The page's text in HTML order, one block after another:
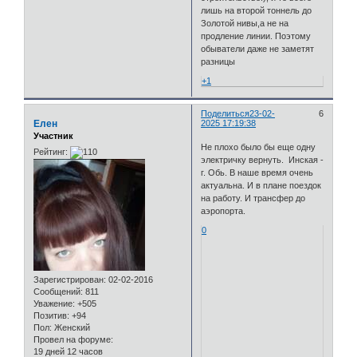
лишь на второй тоннель до
Золотой нивы,а не на
продление линии. Поэтому
обыватели даже не заметят
разницы
+1
Поделиться 6
23-02-
2025 17:19:38
Елен
Участник
Рейтинг:
Зарегистрирован: 02-02-2016
Сообщений: 811
Уважение: +505
Позитив: +94
Пол: Женский
Провел на форуме:
19 дней 12 часов
Не плохо было бы еще одну
электричку вернуть. Инская -
г. Обь. В наше время очень
актуальна. И в плане поездок
на работу. И трансфер до
аэропорта.
0